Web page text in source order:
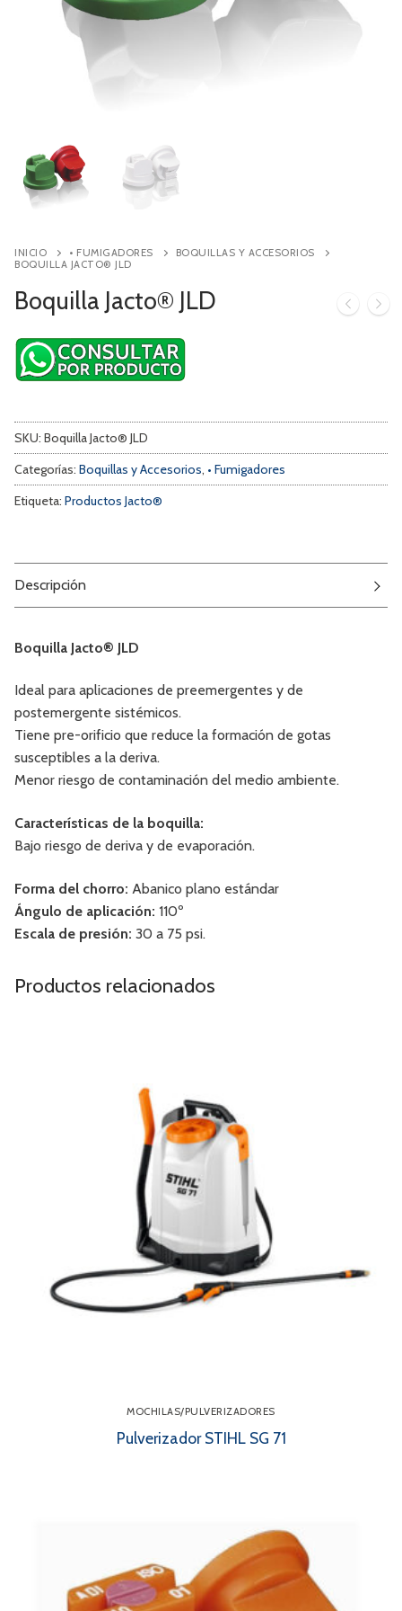
Contacto
INICIO • FUMIGADORES
BOQUILLAS Y ACCESORIOS
BOQUILLA JACTO® JLD
Boquilla Jacto® JLD
SKU: Boquilla Jacto® JLD
Categorías: Boquillas y Accesorios, • Fumigadores
Etiqueta: Productos Jacto®
Descripción
Boquilla Jacto® JLD
Ideal para aplicaciones de preemergentes y de
postemergente sistémicos.
Tiene pre-orificio que reduce la formación de gotas
susceptibles a la deriva.
Menor riesgo de contaminación del medio ambiente.
Características de la boquilla:
Bajo riesgo de deriva y de evaporación.
Forma del chorro: Abanico plano estándar
Ángulo de aplicación: 110º
Escala de presión: 30 a 75 psi.
Productos relacionados
MOCHILAS/PULVERIZADORES
Pulverizador STIHL SG 71